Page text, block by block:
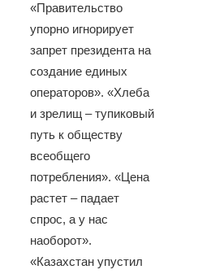
«Правительство
упорно игнорирует
запрет президента на
создание единых
операторов». «Хлеба
и зрелищ – тупиковый
путь к обществу
всеобщего
потребления». «Цена
растет – падает
спрос, а у нас
наоборот».
«Казахстан упустил